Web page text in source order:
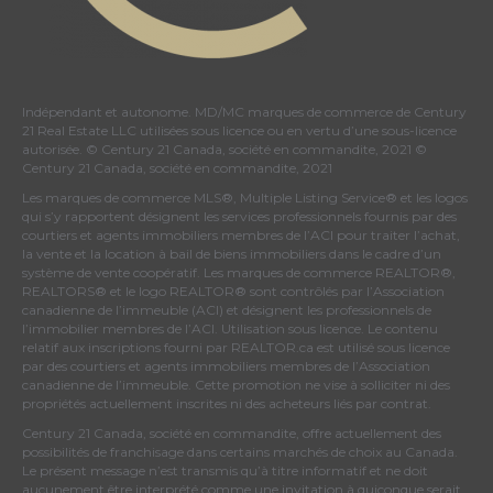
Indépendant et autonome. MD/MC marques de commerce de Century
21 Real Estate LLC utilisées sous licence ou en vertu d’une sous-licence
autorisée. © Century 21 Canada, société en commandite, 2021 ©
Century 21 Canada, société en commandite, 2021
Les marques de commerce MLS®, Multiple Listing Service® et les logos
qui s’y rapportent désignent les services professionnels fournis par des
courtiers et agents immobiliers membres de l’ACI pour traiter l’achat,
la vente et la location à bail de biens immobiliers dans le cadre d’un
système de vente coopératif. Les marques de commerce REALTOR®,
REALTORS® et le logo REALTOR® sont contrôlés par l’Association
canadienne de l’immeuble (ACI) et désignent les professionnels de
l’immobilier membres de l’ACI. Utilisation sous licence. Le contenu
relatif aux inscriptions fourni par REALTOR.ca est utilisé sous licence
par des courtiers et agents immobiliers membres de l’Association
canadienne de l’immeuble . Cette promotion ne vise à solliciter ni des
propriétés actuellement inscrites ni des acheteurs liés par contrat.
Century 21 Canada, société en commandite, offre actuellement des
possibilités de franchisage dans certains marchés de choix au Canada.
Le présent message n’est transmis qu’à titre informatif et ne doit
aucunement être interprété comme une invitation à quiconque serait